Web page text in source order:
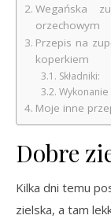
Wegańska
orzechowym
Przepis na
koperkiem
Składniki:
Wykonanie
Moje inne
Dobre
Kilka dni temu
zielska, a tam